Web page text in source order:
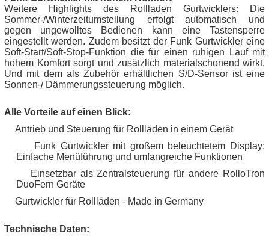
Weitere Highlights des Rollladen Gurtwicklers: Die
Sommer-/Winterzeitumstellung erfolgt automatisch und
gegen ungewolltes Bedienen kann eine Tastensperre
eingestellt werden. Zudem besitzt der Funk Gurtwickler eine
Soft-Start/Soft-Stop-Funktion die für einen ruhigen Lauf mit
hohem Komfort sorgt und zusätzlich materialschonend wirkt.
Und mit dem als Zubehör erhältlichen S/D-Sensor ist eine
Sonnen-/ Dämmerungssteuerung möglich.
Alle Vorteile auf einen Blick:
Antrieb und Steuerung für Rollläden in einem Gerät
Funk Gurtwickler mit großem beleuchtetem Display:
Einfache Menüführung und umfangreiche Funktionen
Einsetzbar als Zentralsteuerung für andere RolloTron
DuoFern Geräte
Gurtwickler für Rollläden - Made in Germany
Technische Daten: